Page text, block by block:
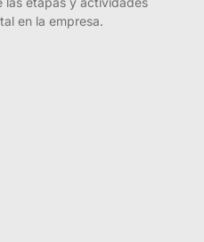
en la empresa.